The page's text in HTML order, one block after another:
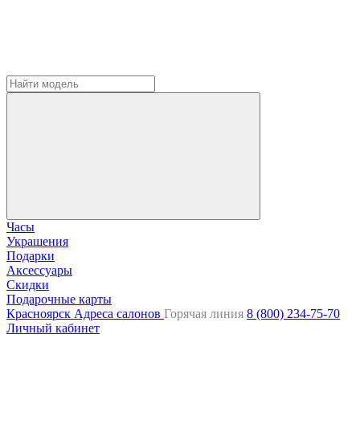
Часы
Украшения
Подарки
Аксессуары
Скидки
Подарочные карты
Красноярск Адреса салонов Горячая линия 8 (800) 234-75-70
Личный кабинет